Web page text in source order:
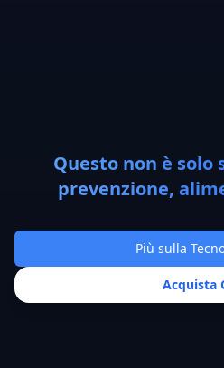
Questo non è solo
prevenzione,
Più sulla
Acquista